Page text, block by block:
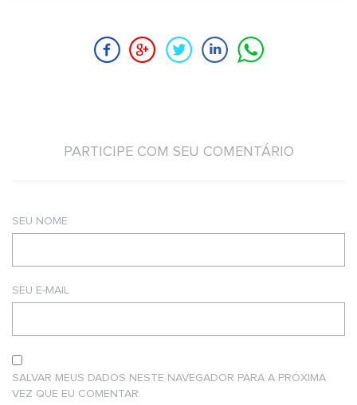
PARTICIPE COM SEU COMENTÁRIO
SEU NOME
SEU E-MAIL
SALVAR MEUS DADOS NESTE NAVEGADOR PARA A PRÓXIMA
VEZ QUE EU COMENTAR.